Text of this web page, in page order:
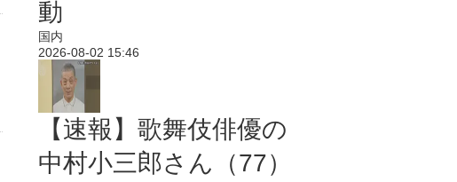
動
国内
2026-08-02 15:46
【速報】歌舞伎俳優の
中村小三郎さん（77）